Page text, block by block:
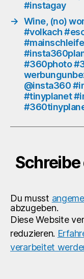
#instagay
→ Wine, (no)
#volkach
#360photo
@insta360
#tinyplanet
Du musst
abzugeben.
Diese Website
reduzieren.
verarbeitet